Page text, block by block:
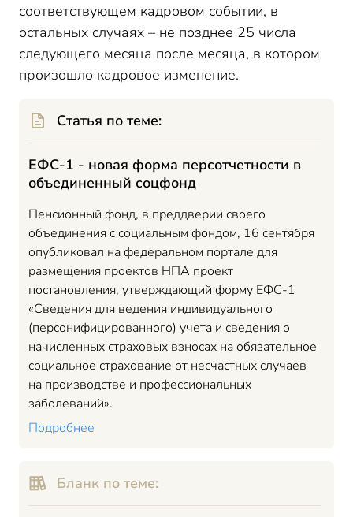
соответствующем кадровом событии, в
остальных случаях – не позднее 25 числа
следующего месяца после месяца, в котором
произошло кадровое изменение.
Статья по теме:
ЕФС-1 - новая форма персотчетности в
объединенный соцфонд
Пенсионный фонд, в преддверии своего
объединения с социальным фондом, 16 сентября
опубликовал на федеральном портале для
размещения проектов НПА проект
постановления, утверждающий форму ЕФС-1
«Сведения для ведения индивидуального
(персонифицированного) учета и сведения о
начисленных страховых взносах на обязательное
социальное страхование от несчастных случаев
на производстве и профессиональных
заболеваний».
Подробнее
Бланк по теме: